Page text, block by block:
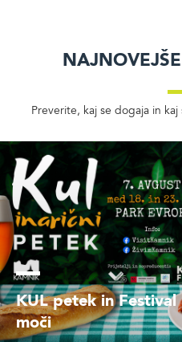
Preverite, kaj se dogaja in
KUL petek in
moči